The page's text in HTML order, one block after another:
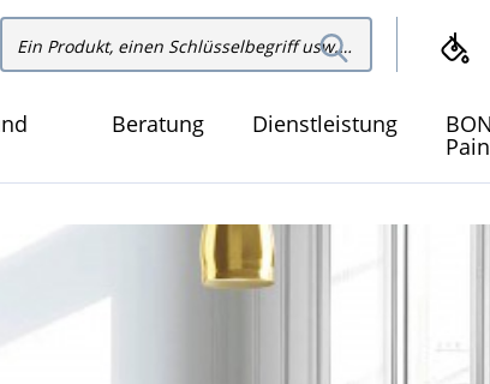
In der Website suchen
In der
Website
suchen
Beratung Dienstleistung